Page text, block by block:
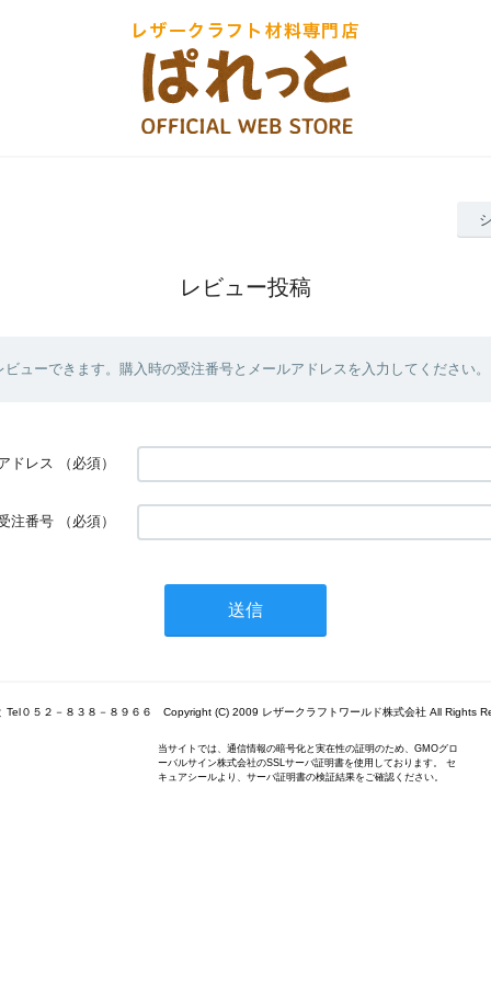
レビュー投稿
ューできます。購入時の受注番号とメールアドレスを入力してください。
ドレス （必須）
注番号 （必須）
Tel０５２－８３８－８９６６ Copyright (C) 2009 レザークラフトワールド株式会社 All Rights
当サイトでは、通信情報の暗号化と実在性の証明のため、GMOグロ
ーバルサイン株式会社のSSLサーバ証明書を使用しております。 セ
キュアシールより、サーバ証明書の検証結果をご確認ください。